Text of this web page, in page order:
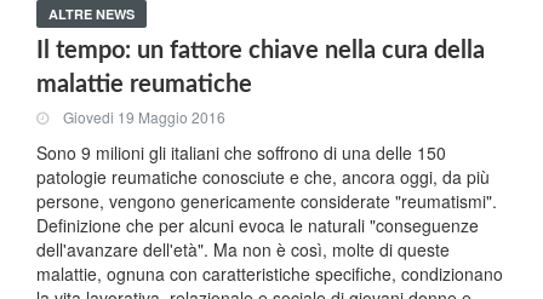
ALTRE NEWS
Il tempo: un fattore chiave nella cura della
malattie reumatiche
Giovedi 19 Maggio 2016
Sono 9 milioni gli italiani che soffrono di una delle 150
patologie reumatiche conosciute e che, ancora oggi, da più
persone, vengono genericamente considerate "reumatismi".
Definizione che per alcuni evoca le naturali "conseguenze
dell'avanzare dell'età". Ma non è così, molte di queste
malattie, ognuna con caratteristiche specifiche, condizionano